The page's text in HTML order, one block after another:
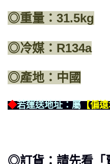
◎重量：31.5kg
◎冷媒：R134a
◎產地：中國
◆若運送地址：屬 【偏
◎訂貨：請先看「